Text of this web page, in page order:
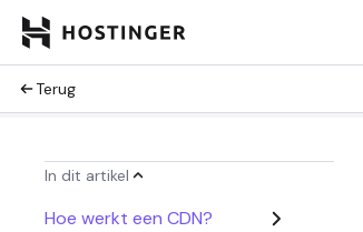
Terug
In dit artikel
Hoe werkt een CDN?